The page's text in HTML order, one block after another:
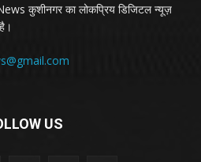
कुशीनगर का लोकप्रिय डिजिटल न्यूज़
US